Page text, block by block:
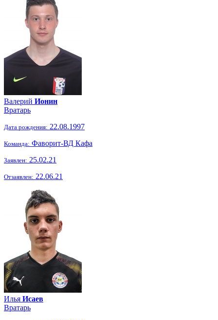
Валерий Ионин
Вратарь
Дата рождения: 22.08.1997
Команда: Фаворит-ВД Кафа
Заявлен: 25.02.21
Отзаявлен: 22.06.21
Илья Исаев
Вратарь